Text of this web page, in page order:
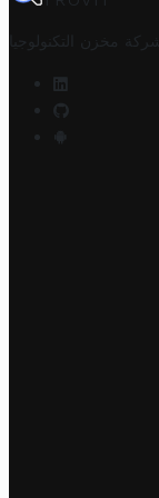
شركة مخزن التكنولوجيا